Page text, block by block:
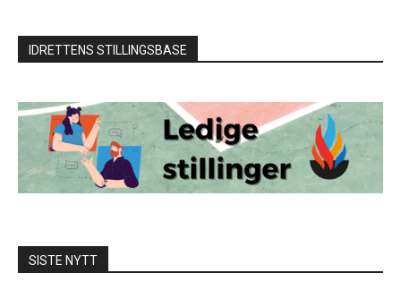
IDRETTENS STILLINGSBASE
SISTE NYTT